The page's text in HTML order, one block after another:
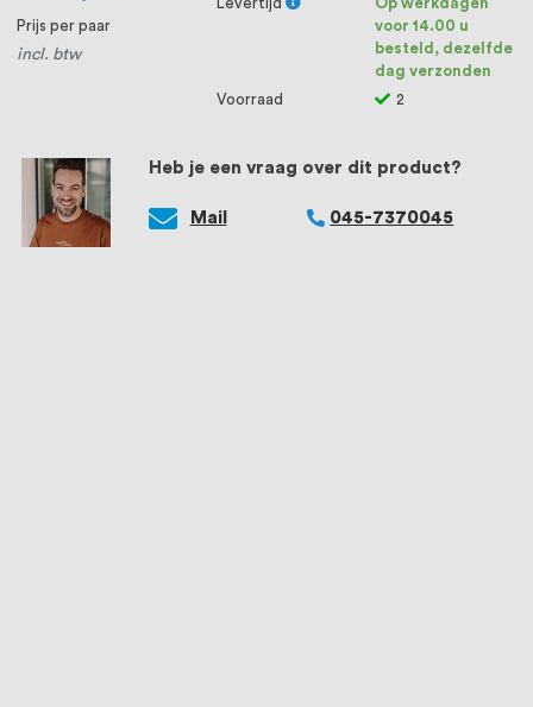
Heb je een vraag over dit product?
Mail 045-7370045
Prijs per paar
incl. btw
Levertijd
Op werkdagen
voor 14.00 u
besteld, dezelfde
dag verzonden
Voorraad
2